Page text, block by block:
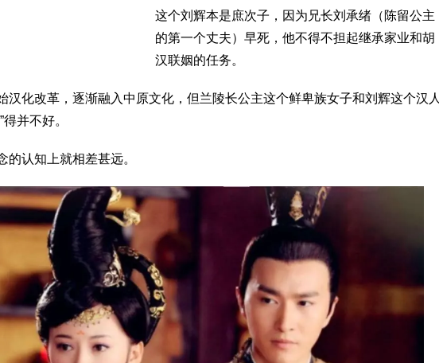
这个刘辉本是庶次子，因为兄长刘承绪（陈留公主
的第一个丈夫）早死，他不得不担起继承家业和胡
汉联姻的任务。
汉化改革，逐渐融入中原文化，但兰陵长公主这个鲜卑族女子和刘辉这个汉人
并不好。
的认知上就相差甚远。